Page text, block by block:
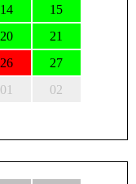
14
15
20
21
26
27
01 02